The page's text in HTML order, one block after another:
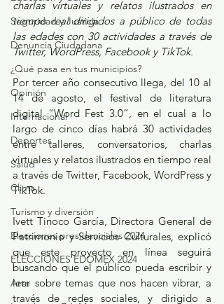
Seguridad y Justicia
Denuncia Ciudadana
¿Qué pasa en tus municipios?
Opinión
Internacional
Deportes
Salud
Clima
Turismo y diversión
Elecciones presidenciales 2024
ELECCIONES EDOMEX 2024
Arte
charlas virtuales y relatos ilustrados en
tiempo real dirigidos a público de todas
las edades con 30 actividades a través de
Twitter, WordPress, Facebook y TikTok.
Por tercer año consecutivo llega, del 10 al
14 de agosto, el festival de literatura
digital “Word Fest 3.0”, en el cual a lo
largo de cinco días habrá 30 actividades
entre talleres, conversatorios, charlas
virtuales y relatos ilustrados en tiempo real
a través de Twitter, Facebook, WordPress y
TikTok.
Ivett Tinoco García, Directora General de
Patrimonio y Servicios Culturales, explicó
que este proyecto en línea seguirá
buscando que el público pueda escribir y
leer sobre temas que nos hacen vibrar, a
través de redes sociales, y dirigido a